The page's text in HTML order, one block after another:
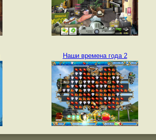
Наши времена года 2